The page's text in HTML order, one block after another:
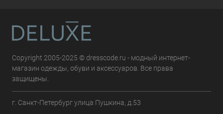
Copyright 2005-2025 © dresscode.ru - модный интернет-
магазин одежды, обуви и аксессуаров. Все права
защищены.
г. Санкт-Петербург улица Пушкина, д.53